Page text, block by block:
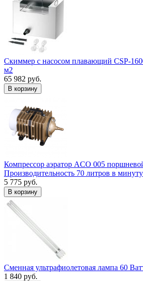
Скиммер с насосом плавающий CSP-
м2
65 982 руб.
В корзину
Компрессор аэратор ACO 005
Производительность 70 литров в минуту
5 775 руб.
В корзину
Сменная ультрафиолетовая лампа 60
1 840 руб.